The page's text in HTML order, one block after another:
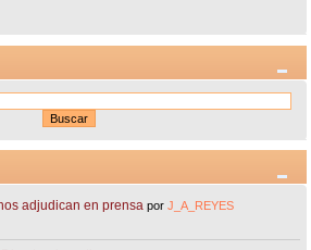
adjudican en prensa porJ_A_REYES